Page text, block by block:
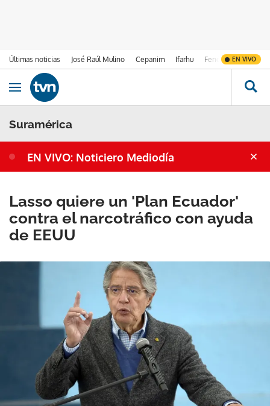
Últimas noticias José Raúl Mulino Cepanim Ifarhu Fenómeno de El
EN VIVO
Ir al contenido
Obrir navegació
Suramérica
EN VIVO: Noticiero Mediodía
Lasso quiere un 'Plan Ecuador'
contra el narcotráfico con ayuda
de EEUU